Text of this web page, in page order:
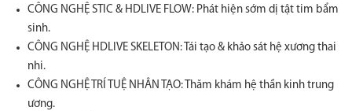
CÔNG NGHỆ STIC & HDLIVE FLOW: Phát hiện sớm dị tật tim bẩm
sinh.
CÔNG NGHỆ HDLIVE SKELETON: Tái tạo & khảo sát hệ xương thai
nhi.
CÔNG NGHỆ TRÍ TUỆ NHÂN TẠO: Thăm khám hệ thần kinh trung
ương.